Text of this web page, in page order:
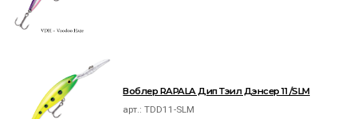
Воблер RAPALA Дип Тэил Дэнсер 11 /SLM
арт.:TDD11-SLM